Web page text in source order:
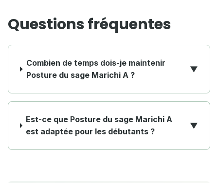
Questions fréquentes
Combien de temps dois-je maintenir
Posture du sage Marichi A ?
▼
Est-ce que Posture du sage Marichi A
est adaptée pour les débutants ?
▼